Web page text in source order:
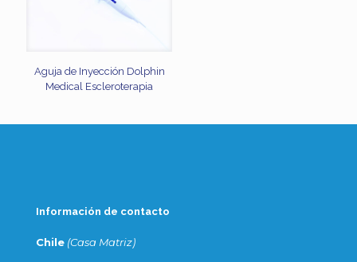
Aguja de Inyección Dolphin
Medical Escleroterapia
Información de contacto
Chile (Casa Matriz)